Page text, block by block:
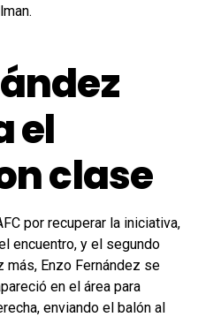
el
clase
por recuperar la iniciativa,
encuentro, y el segundo
más, Enzo Fernández se
en el área para
enviando el balón al